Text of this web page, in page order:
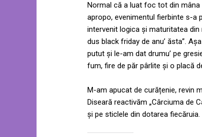
Normal că a luat foc tot din
apropo, evenimentul fierbinte s-a
intervenit logica și maturitatea
dus black friday de anu’ ăsta”.
putut și le-am dat drumu’ pe
fum, fire de păr pârlite și o placă
M-am apucat de curățenie, revin
Diseară reactivăm „Cârciuma de
și pe sticlele din dotarea fiecăruia.